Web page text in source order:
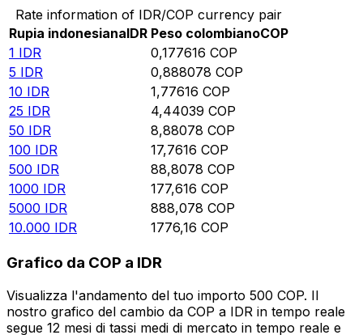
Rate information of IDR/COP currency pair
Rupia indonesianaIDR Peso colombianoCOP
1 IDR 0,177616 COP
5 IDR 0,888078 COP
10 IDR 1,77616 COP
25 IDR 4,44039 COP
50 IDR 8,88078 COP
100 IDR 17,7616 COP
500 IDR 88,8078 COP
1000 IDR 177,616 COP
5000 IDR 888,078 COP
10.000 IDR 1776,16 COP
Grafico da COP a IDR
Visualizza l'andamento del tuo importo 500 COP. Il
nostro grafico del cambio da COP a IDR in tempo reale
segue 12 mesi di tassi medi di mercato in tempo reale e